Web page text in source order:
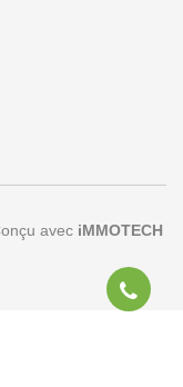
avec iMMOTECH